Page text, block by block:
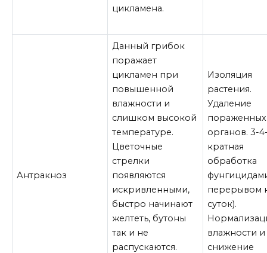
цикламена.
Антракноз
Данный грибок
поражает
цикламен при
повышенной
влажности и
слишком высокой
температуре.
Цветочные
стрелки
появляются
искривленными,
быстро начинают
желтеть, бутоны
так и не
распускаются.
Изоляция
растения.
Удаление
пораженных
органов. 3-
кратная
обработка
перерывом
суток).
влажности и
снижение